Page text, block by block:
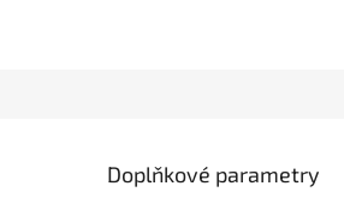
Doplňkové parametry